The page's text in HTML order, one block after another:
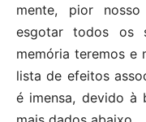
mente, pior
esgotar todos os
memória teremos e
lista de efeitos
é imensa, devido à